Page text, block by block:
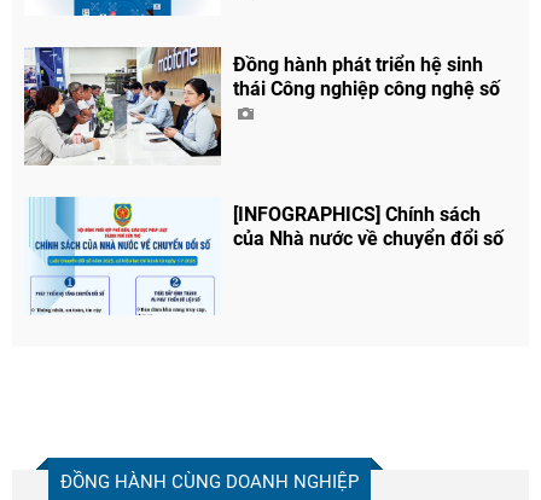
Đồng hành phát triển hệ sinh
thái Công nghiệp công nghệ số
[INFOGRAPHICS] Chính sách
của Nhà nước về chuyển đổi số
ĐỒNG HÀNH CÙNG DOANH NGHIỆP